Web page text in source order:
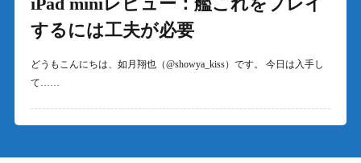
するには工夫が必要
どうもこんにちは、如月翔也（@showya_kiss）です。 今日は入手し
て……